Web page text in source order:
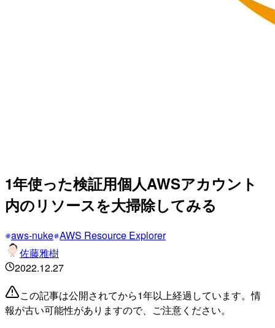
1年使った検証用個人AWSアカウント
内のリソースを大掃除してみる
aws-nuke AWS Resource Explorer
佐藤雅樹
2022.12.27
この記事は公開されてから1年以上経過しています。情
報が古い可能性がありますので、ご注意ください。